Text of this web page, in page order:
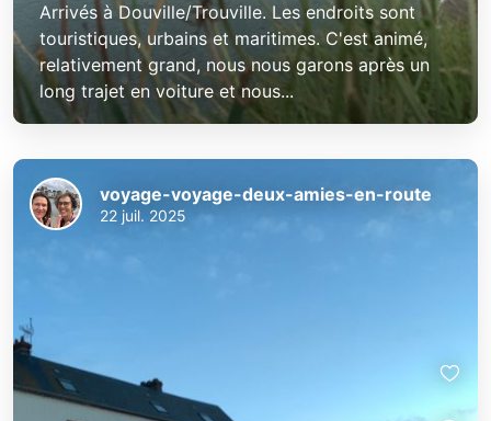
Arrivés à Douville/Trouville. Les endroits sont
touristiques, urbains et maritimes. C'est animé,
relativement grand, nous nous garons après un
long trajet en voiture et nous...
voyage-voyage-deux-amies-en-route
22 juil. 2025